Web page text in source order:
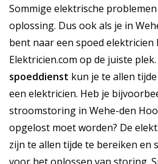
Sommige elektrische
oplossing. Dus ook als je in
bent naar een spoed elektricien
Elektricien.com op de juiste
spoeddienst kun je te allen
een elektricien. Heb je
stroomstoring in Wehe-den
opgelost moet worden? De
zijn te allen tijde te bereiken en